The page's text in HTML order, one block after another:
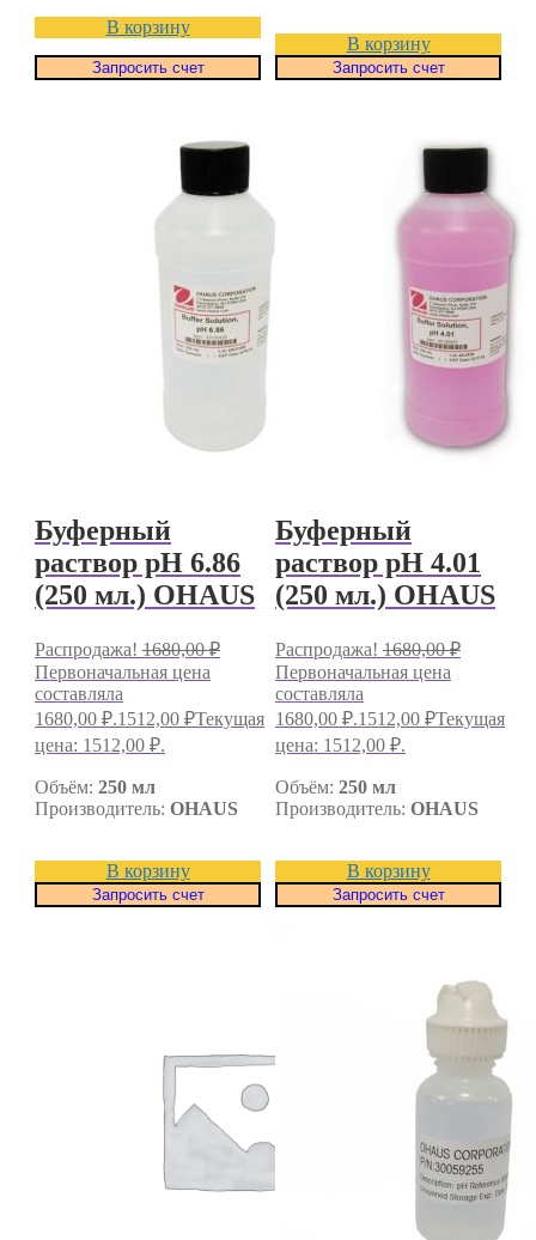
В корзину
Запросить счет
В корзину
Запросить счет
Буферный
раствор pH 6.86
(250 мл.) OHAUS
Распродажа! 1680,00₽
Первоначальная цена
составляла
1680,00 ₽.1512,00 ₽Текущая
цена: 1512,00 ₽.
Объём: 250 мл
Производитель: OHAUS
В корзину
Запросить счет
Буферный
раствор pH 4.01
(250 мл.) OHAUS
Распродажа! 1680,00₽
Первоначальная цена
составляла
1680,00 ₽.1512,00 ₽Текущая
цена: 1512,00 ₽.
Объём: 250 мл
Производитель: OHAUS
В корзину
Запросить счет